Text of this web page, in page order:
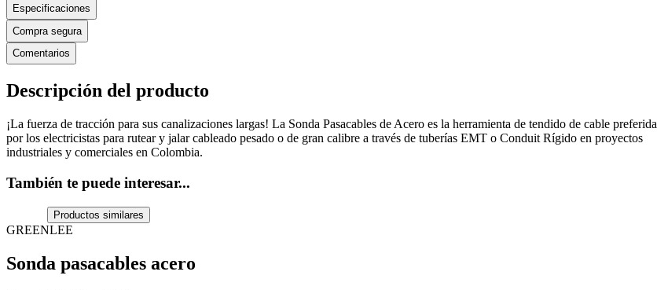
Especificaciones
Compra segura
Comentarios
Descripción del producto
¡La fuerza de tracción para sus canalizaciones largas! La Sonda Pasacables de Acero es la herramienta de tendido de cable preferida
por los electricistas para rutear y jalar cableado pesado o de gran calibre a través de tuberías EMT o Conduit Rígido en proyectos
industriales y comerciales en Colombia.
También te puede interesar...
Productos similares
GREENLEE
Sonda pasacables acero